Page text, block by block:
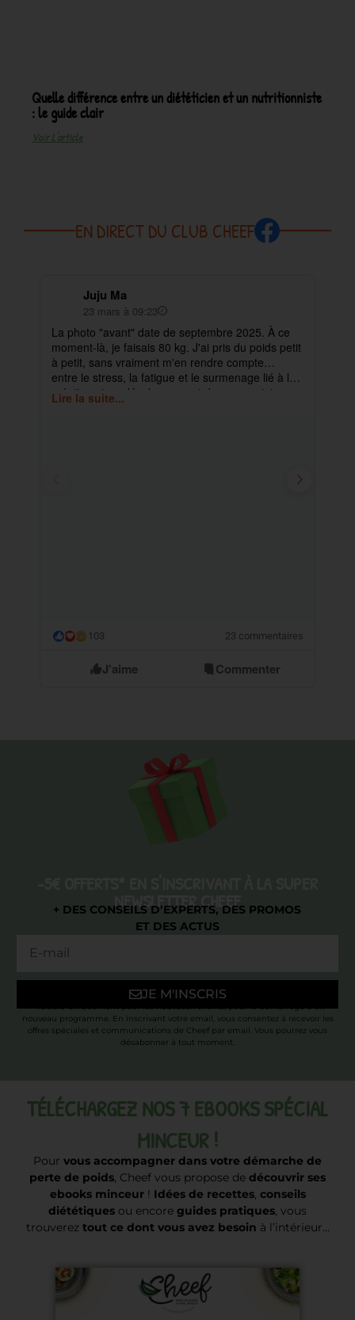
Quelle différence entre un diététicien et un nutritionniste
: le guide clair
Voir L'article
EN DIRECT DU CLUB CHEEF
Juju Ma
23 mars à 09:23
La photo "avant" date de septembre 2025. À ce
moment-là, je faisais 80 kg. J'ai pris du poids petit
à petit, sans vraiment m'en rendre compte…
entre le stress, la fatigue et le surmenage lié à la
création et au développement de mes projets.
Lire la suite...
😮 103 23 commentaires
J'aime Commenter
NEWSLETTER CHEEF
+ DES CONSEILS D’EXPERTS, DES PROMOS
ET DES ACTUS
JE M'INSCRIS
* Valable uniquement pour les nouveaux clients, pour le démarrage d’un
nouveau programme. En inscrivant votre email, vous consentez à recevoir les
offres spéciales et communications de Cheef par email. Vous pourrez vous
désabonner à tout moment.
TÉLÉCHARGEZ NOS 7 EBOOKS SPÉCIAL
MINCEUR !
Pour vous accompagner dans votre démarche de
perte de poids, Cheef vous propose de découvrir ses
ebooks minceur! Idées de recettes, conseils
diététiques ou encore guides pratiques, vous
trouverez tout ce dont vous avez besoin à l’intérieur…